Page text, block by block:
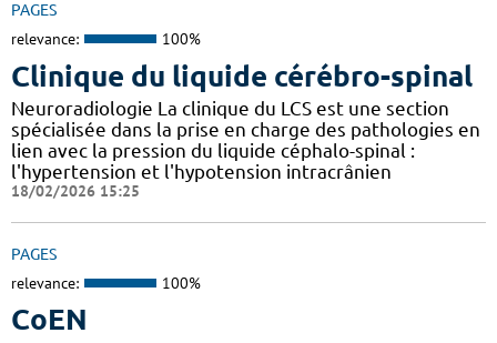
PAGES
relevance: 100%
Clinique du liquide cérébro-spinal
Neuroradiologie La clinique du LCS est une section
spécialisée dans la prise en charge des pathologies en
lien avec la pression du liquide céphalo-spinal :
l'hypertension et l'hypotension intracrânien
18/02/2026 15:25
PAGES
relevance: 100%
CoEN